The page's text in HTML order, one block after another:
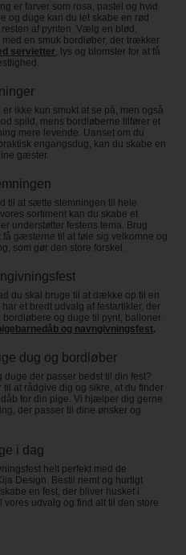
er farver som rosa, pastel og hvid
og duge kan du let skabe en rød
af pynten. Vælg en blød,
en smuk bordløber, der trækker
servietter, lys og blomster for at få
ikke kun smukt at se på, men også
spild, mens bordløberne tilfører et
mere levende. Uanset om du
engangsdug, kan du skabe en
gæster.
til at sætte stemningen til hele
sortiment kan du skabe et
understøtter festens tema. Brug
få gæsterne til at føle sig velkomne og
som gør den store forskel.
du skal bruge til at dække op til en
et bredt udvalg af festartikler, der
bordløbere og duge til pynt, balloner
og navngivningsfest.
dug og bordløber
duge der passer bedst til din fest?
at rådgive dig og sikre, at du finder
for din pige. Vi hjælper dig gerne
der passer til dine ønsker og
i dag
helt perfekt med de
Design. Bestil nemt og hurtigt
en fest, der bliver husket i
vores udvalg og find alt til den store